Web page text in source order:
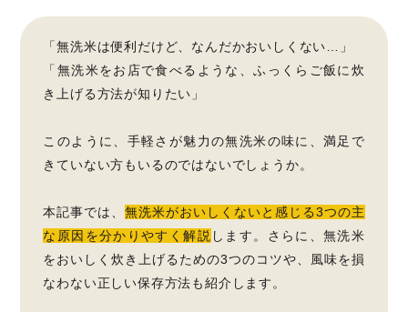
「無洗米は便利だけど、なんだかおいしくない…」
「無洗米をお店で食べるような、ふっくらご飯に炊
き上げる方法が知りたい」
このように、手軽さが魅力の無洗米の味に、満足で
きていない方もいるのではないでしょうか。
本記事では、無洗米がおいしくないと感じる3つの主
な原因を分かりやすく解説 します。さらに、無洗米
をおいしく炊き上げるための3つのコツや、風味を損
なわない正しい保存方法も紹介します。